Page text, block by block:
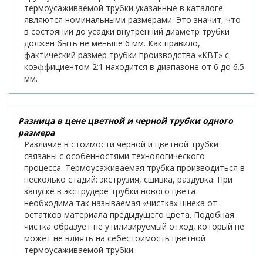
термоусаживаемой трубки указанные в каталоге
являются номинальными размерами. Это значит, что
в состоянии до усадки внутренний диаметр трубки
должен быть не меньше 6 мм. Как правило,
фактический размер трубки производства «КВТ» с
коэффициентом 2:1 находится в диапазоне от 6 до 6.5
мм.
Разница в цене цветной и черной трубки одного
размера
Различие в стоимости черной и цветной трубки
связаны с особенностями технологического
процесса. Термоусаживаемая трубка производиться в
несколько стадий: экструзия, сшивка, раздувка. При
запуске в экструдере трубки нового цвета
необходима так называемая «чистка» шнека от
остатков материала предыдущего цвета. Подобная
чистка образует не утилизируемый отход, который не
может не влиять на себестоимость цветной
термоусаживаемой трубки.